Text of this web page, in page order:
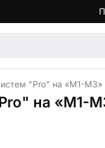
"Pro" на «М1-М3»
на «М1-